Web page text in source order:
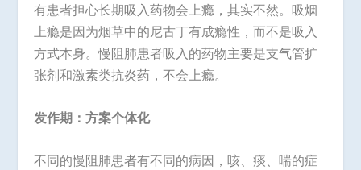
有患者担心长期吸入药物会上瘾，其实不然。吸烟
上瘾是因为烟草中的尼古丁有成瘾性，而不是吸入
方式本身。慢阻肺患者吸入的药物主要是支气管扩
张剂和激素类抗炎药，不会上瘾。
发作期：方案个体化
不同的慢阻肺患者有不同的病因，咳、痰、喘的症